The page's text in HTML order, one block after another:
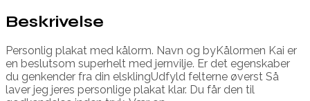
Beskrivelse
Personlig plakat med kålorm. Navn og byKålormen Kai er
en beslutsom superhelt med jernvilje. Er det egenskaber
du genkender fra din elsklingUdfyld felterne øverst Så
laver jeg jeres personlige plakat klar. Du får den til